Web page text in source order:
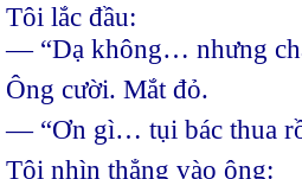
Tôi lắc đầu:
— “Dạ không… nhưng
Ông cười. Mắt đỏ.
— “Ơn gì… tụi bác thua
Tôi nhìn thẳng vào ông: